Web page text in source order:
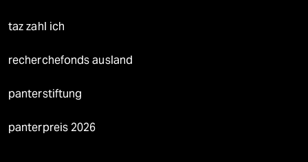
taz zahl ich
recherchefonds ausland
panterstiftung
panterpreis 2026